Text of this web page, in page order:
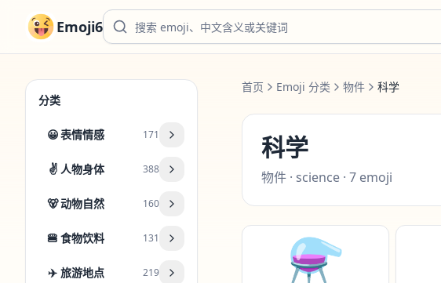
Emoji6
分类
😀表情情感 171
✌️ 人物身体 388
🐻动物自然 160
🍔 食物饮料 131
✈️ 旅游地点 219
首页 Emoji 分类 物件 科学
科学
物件 · science · 7 emoji
⚗️